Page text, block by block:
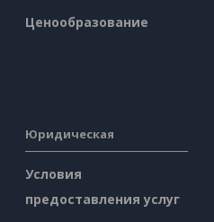
Ценообразование
Юридическая
Условия
предоставления услуг